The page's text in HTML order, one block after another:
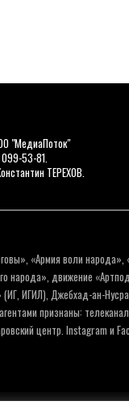
"МедиаПоток"
53-81.
ТЕРЕХОВ.
«Армия воли народа»,
движение
ИГИЛ), Джебхад-ан-
признаны:
центр. Instagram и